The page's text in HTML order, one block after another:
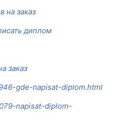
на заказ
диплом
заказ
gde-napisat-diplom.html
napisat-diplom-